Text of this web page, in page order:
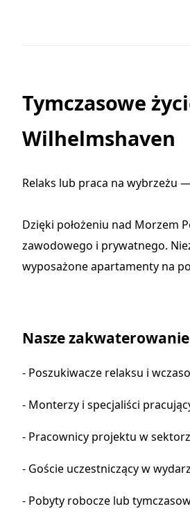
Tymczasowe
Wilhelmshaven
Relaks lub praca na wybrzeżu
Dzięki położeniu nad Morzem
zawodowego i prywatnego.
wyposażone apartamenty na
Nasze
- Poszukiwacze relaksu i
- Monterzy i specjaliści
- Pracownicy projektu w
- Goście uczestniczący w
- Pobyty robocze lub